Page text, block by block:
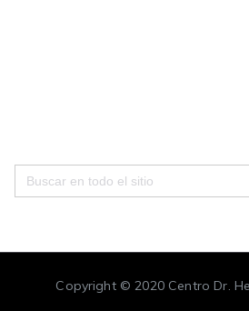
Search
for:
Copyright © 2020 Centro Dr.